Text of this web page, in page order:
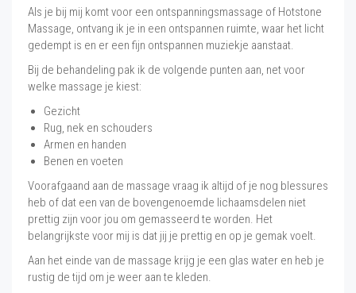
Als je bij mij komt voor een ontspanningsmassage of Hotstone
Massage, ontvang ik je in een ontspannen ruimte, waar het licht
gedempt is en er een fijn ontspannen muziekje aanstaat.
Bij de behandeling pak ik de volgende punten aan, net voor
welke massage je kiest:
Gezicht
Rug, nek en schouders
Armen en handen
Benen en voeten
Voorafgaand aan de massage vraag ik altijd of je nog blessures
heb of dat een van de bovengenoemde lichaamsdelen niet
prettig zijn voor jou om gemasseerd te worden. Het
belangrijkste voor mij is dat jij je prettig en op je gemak voelt.
Aan het einde van de massage krijg je een glas water en heb je
rustig de tijd om je weer aan te kleden.